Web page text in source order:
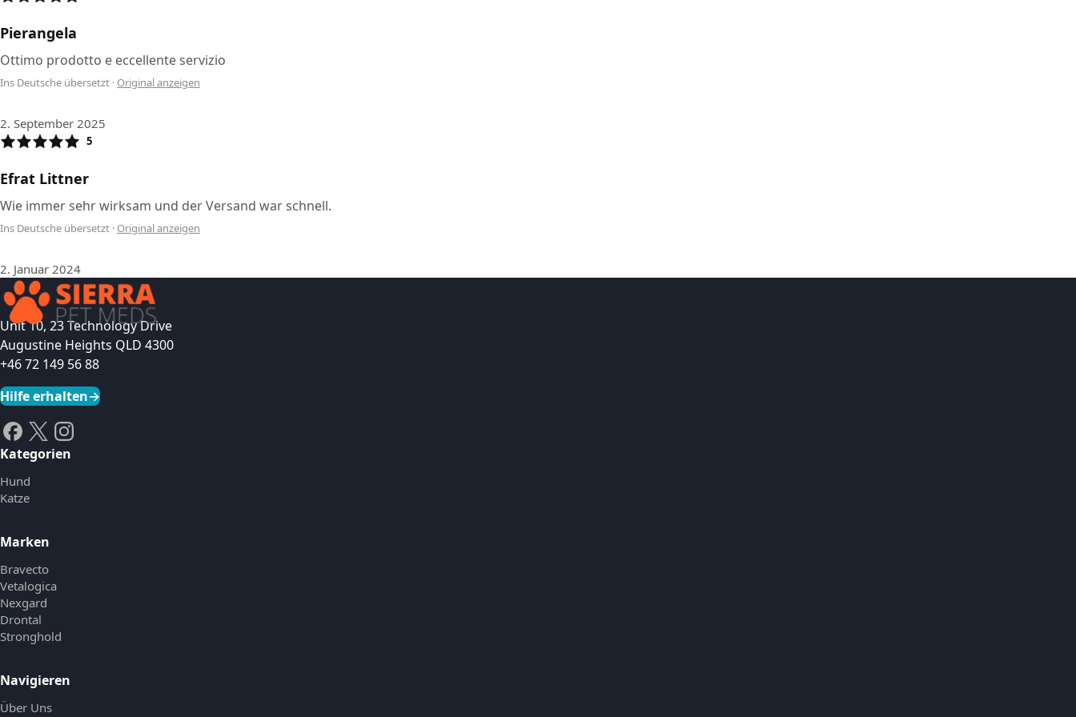
Pierangela
Ottimo prodotto e eccellente servizio
Ins Deutsche übersetzt · Original anzeigen
2. September 2025
5
Efrat Littner
Wie immer sehr wirksam und der Versand war schnell.
Ins Deutsche übersetzt · Original anzeigen
2. Januar 2024
Unit 10, 23 Technology Drive
Augustine Heights QLD 4300
+46 72 149 56 88
Hilfe erhalten→
Kategorien
Hund
Katze
Marken
Bravecto
Vetalogica
Nexgard
Drontal
Stronghold
Navigieren
Über Uns